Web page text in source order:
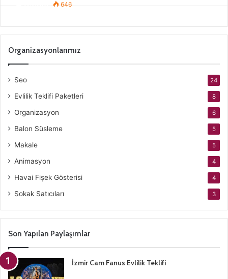
ismaildur 646
Organizasyonlarımız
Seo 24
Evlilik Teklifi Paketleri 8
Organizasyon 6
Balon Süsleme 5
Makale 5
Animasyon 4
Havai Fişek Gösterisi 4
Sokak Satıcıları 3
Son Yapılan Paylaşımlar
İzmir Cam Fanus Evlilik Teklifi